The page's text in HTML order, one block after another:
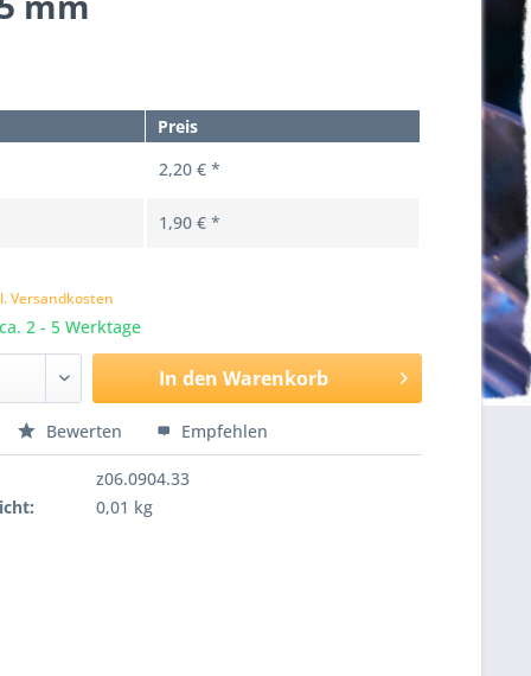
Preis
2,20 € *
1,90 € *
Versandkosten
2 - 5 Werktage
In den Warenkorb
Bewerten Empfehlen
z06.0904.33
0,01 kg